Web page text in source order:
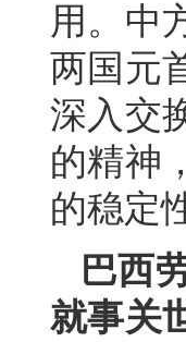
用。中
两国元
深入交
的精神
的稳定
巴西
就事关